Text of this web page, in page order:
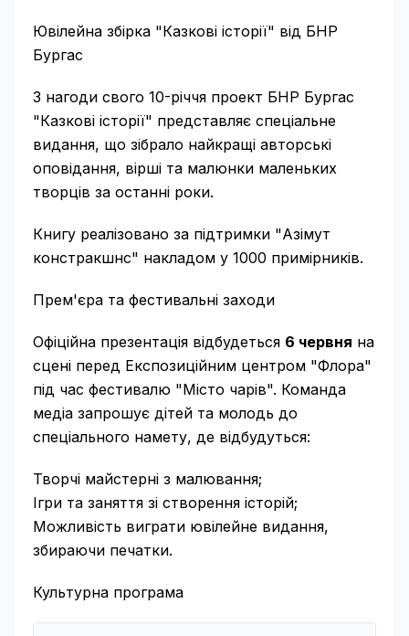
Ювілейна збірка "Казкові історії" від БНР
Бургас
З нагоди свого 10-річчя проект БНР Бургас
"Казкові історії" представляє спеціальне
видання, що зібрало найкращі авторські
оповідання, вірші та малюнки маленьких
творців за останні роки.
Книгу реалізовано за підтримки "Азімут
констракшнс" накладом у 1000 примірників.
Прем'єра та фестивальні заходи
Офіційна презентація відбудеться 6 червня на
сцені перед Експозиційним центром "Флора"
під час фестивалю "Місто чарів". Команда
медіа запрошує дітей та молодь до
спеціального намету, де відбудуться:
Творчі майстерні з малювання;
Ігри та заняття зі створення історій;
Можливість виграти ювілейне видання,
збираючи печатки.
Культурна програма